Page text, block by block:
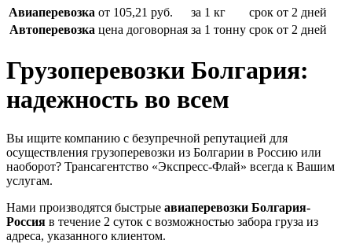
Авиаперевозка от 105,21 руб. за 1 кг
срок от 2 дней
Автоперевозка цена договорная за 1 тонну срок от 2 дней
Грузоперевозки Болгария:
надежность во всем
Вы ищите компанию с безупречной репутацией для
осуществления грузоперевозки из Болгарии в Россию или
наоборот? Трансагентство «Экспресс-Флай» всегда к Вашим
услугам.
Нами производятся быстрые авиаперевозки Болгария-
Россия в течение 2 суток с возможностью забора груза из
адреса, указанного клиентом.